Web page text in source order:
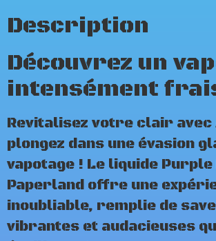
Description
Découvrez un
intensément
Revitalisez votre clair
plongez dans une évasion
vapotage ! Le liquide Purple
Paperland offre une
inoubliable, remplie de
vibrantes et audacieuses